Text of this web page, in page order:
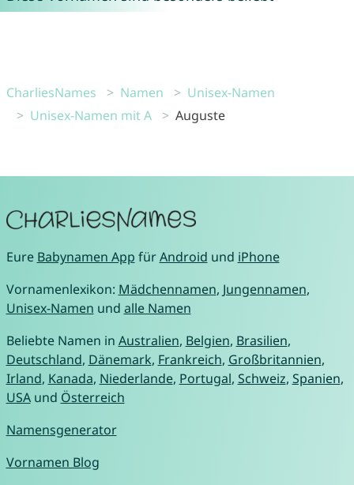
CharliesNames Namen
Unisex-Namen
Unisex-Namen mit A
Auguste
Eure Babynamen App fürAndroid und iPhone
Vornamenlexikon: Mädchennamen, Jungennamen,
Unisex-Namen und alle Namen
Beliebte Namen in Australien, Belgien, Brasilien,
Deutschland, Dänemark, Frankreich, Großbritannien,
Irland, Kanada, Niederlande, Portugal, Schweiz, Spanien,
USAund Österreich
Namensgenerator
Vornamen Blog